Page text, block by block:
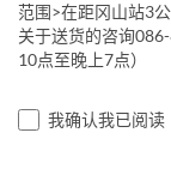
范围>在距冈山站3
关于送货的咨询
10点至晚上7点）
我确认我已阅读